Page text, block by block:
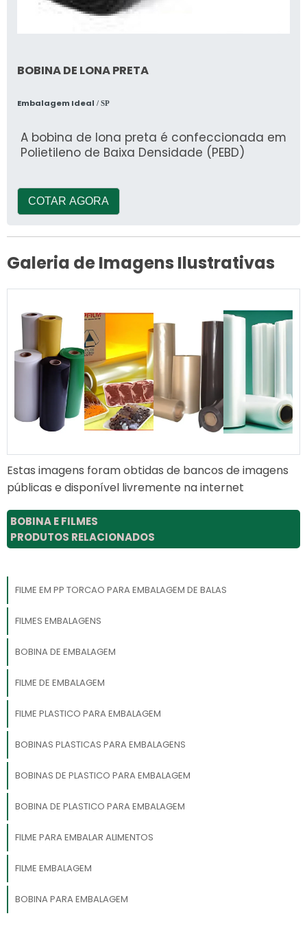
BOBINA DE LONA PRETA
Embalagem Ideal / SP
A bobina de lona preta é confeccionada em
Polietileno de Baixa Densidade (PEBD)
COTAR AGORA
Galeria de Imagens Ilustrativas
Estas imagens foram obtidas de bancos de imagens
públicas e disponível livremente na internet
BOBINA E FILMES
PRODUTOS RELACIONADOS
FILME EM PP TORCAO PARA EMBALAGEM DE BALAS
FILMES EMBALAGENS
BOBINA DE EMBALAGEM
FILME DE EMBALAGEM
FILME PLASTICO PARA EMBALAGEM
BOBINAS PLASTICAS PARA EMBALAGENS
BOBINAS DE PLASTICO PARA EMBALAGEM
BOBINA DE PLASTICO PARA EMBALAGEM
FILME PARA EMBALAR ALIMENTOS
FILME EMBALAGEM
BOBINA PARA EMBALAGEM